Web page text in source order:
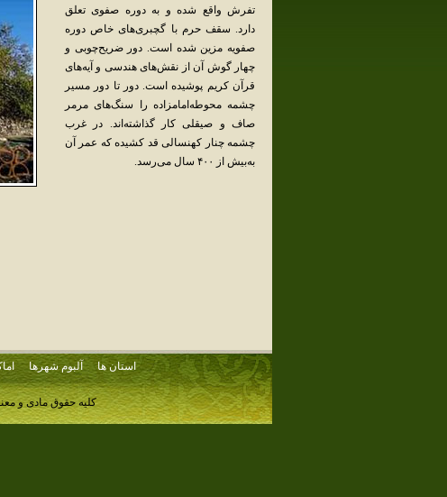
تفرش ‌واقع‌ شده‌ و به‌ دوره‌ صفوی‌ تعلق‌
دارد. سقف‌ حرم‌ با گچبری‌های‌ خاص‌ دوره‌
صفویه‌ مزین‌ شده‌ است‌. دور ضریح‌چوبی‌ و
چهار گوش‌ آن‌ از نقش‌های‌ هندسی‌ و آیه‌های‌
قرآن‌ کریم‌ پوشیده‌ است‌. دور تا دور مسیر
چشمه‌ محوطه‌امامزاده‌ را سنگ‌های‌ مرمر
صاف‌ و صیقلی‌ کار گذاشته‌اند. در غرب‌
چشمه‌ چنار کهنسالی‌ قد کشیده‌ که‌ عمر آن‌
به‌بیش‌ از ۴۰۰ سال‌ می‌رسد.
استان ها آلبوم شهرها
کلیه حقوق مادی و